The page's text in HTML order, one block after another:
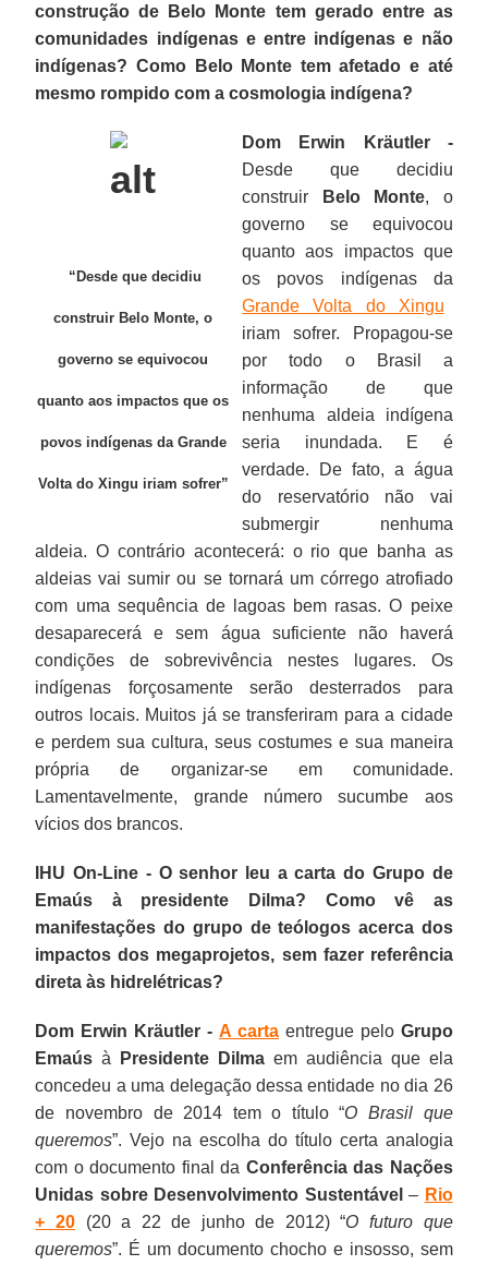
construção de Belo Monte tem gerado entre as
comunidades indígenas e entre indígenas e não
indígenas? Como Belo Monte tem afetado e até
mesmo rompido com a cosmologia indígena?
“Desde que decidiu
construir Belo Monte, o
governo se equivocou
quanto aos impactos que os
povos indígenas da Grande
Volta do Xingu iriam sofrer”
Dom Erwin Kräutler -
Desde que decidiu
construir
Belo Monte, o
governo se equivocou
quanto aos impactos que
os povos indígenas da
Grande Volta do Xingu
iriam sofrer. Propagou-se
por todo o Brasil a
informação de que
nenhuma aldeia indígena
seria inundada. E é
verdade. De fato, a água
do reservatório não vai
submergir nenhuma
aldeia. O contrário acontecerá: o rio que banha as
aldeias vai sumir ou se tornará um córrego atrofiado
com uma sequência de lagoas bem rasas. O peixe
desaparecerá e sem água suficiente não haverá
condições de sobrevivência nestes lugares. Os
indígenas forçosamente serão desterrados para
outros locais. Muitos já se transferiram para a cidade
e perdem sua cultura, seus costumes e sua maneira
própria de organizar-se em comunidade.
Lamentavelmente, grande número sucumbe aos
vícios dos brancos.
IHU On-Line - O senhor leu a carta do Grupo de
Emaús à presidente Dilma? Como vê as
manifestações do grupo de teólogos acerca dos
impactos dos megaprojetos, sem fazer referência
direta às hidrelétricas?
Dom Erwin Kräutler - A cartaentregue pelo Grupo
Emaús à Presidente Dilma em audiência que ela
concedeu a uma delegação dessa entidade no dia 26
de novembro de 2014 tem o título “O Brasil que
queremos”. Vejo na escolha do título certa analogia
com o documento final da Conferência das Nações
Unidas sobre Desenvolvimento Sustentável – Rio
+ 20(20 a 22 de junho de 2012) “O futuro que
queremos”. É um documento chocho e insosso, sem